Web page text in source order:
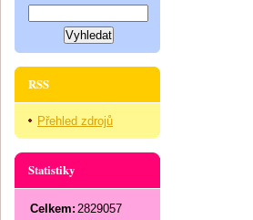
RSS
Přehled zdrojů
Statistiky
Celkem: 2829057